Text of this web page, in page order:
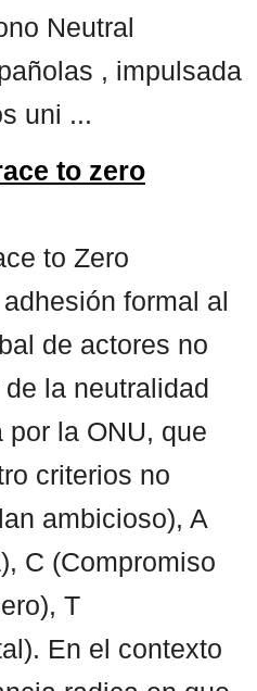
Neutral
, impulsada
uni ...
to zero
to Zero
formal al
de actores no
la neutralidad
la ONU, que
criterios no
ambicioso), A
C (Compromiso
T
En el contexto